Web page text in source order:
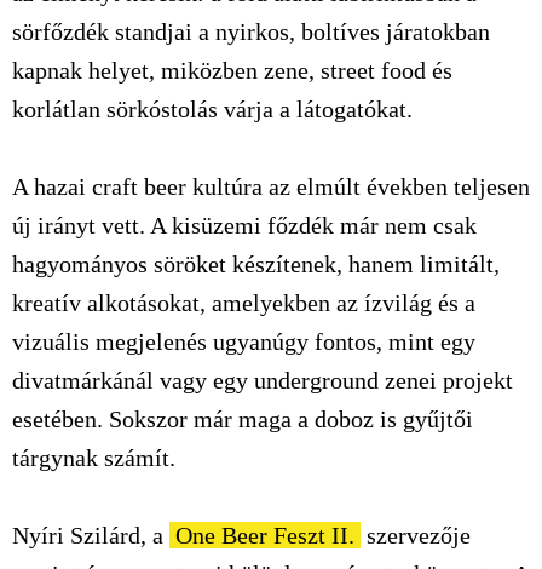
sörfőzdék standjai a nyirkos, boltíves járatokban
kapnak helyet, miközben zene, street food és
korlátlan sörkóstolás várja a látogatókat.
A hazai craft beer kultúra az elmúlt években teljesen
új irányt vett. A kisüzemi főzdék már nem csak
hagyományos söröket készítenek, hanem limitált,
kreatív alkotásokat, amelyekben az ízvilág és a
vizuális megjelenés ugyanúgy fontos, mint egy
divatmárkánál vagy egy underground zenei projekt
esetében. Sokszor már maga a doboz is gyűjtői
tárgynak számít.
Nyíri Szilárd, a One Beer Feszt II. szervezője